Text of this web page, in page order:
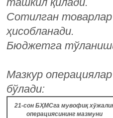
Сотилган
ҳисобланади.
Бюджетга
Мазкур
бўлади:
21-сон БҲМСга мувофиқ
операциясининг мазмуни